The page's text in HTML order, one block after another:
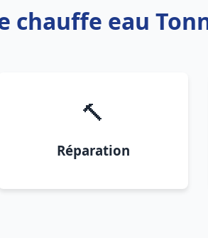
eau
🔨
Réparation